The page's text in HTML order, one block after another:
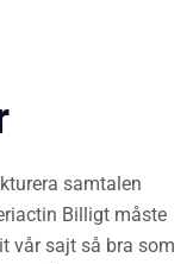
samtalen
Billigt måste
vår sajt så bra som